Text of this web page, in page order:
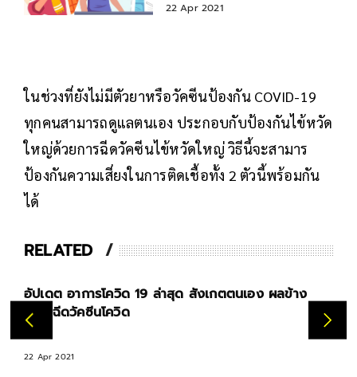
22 Apr 2021
ในช่วงที่ยังไม่มีตัวยาหรือวัคซีนป้องกัน COVID-19
ทุกคนสามารถดูแลตนเอง ประกอบกับป้องกันไข้หวัด
ใหญ่ด้วยการฉีดวัคซีนไข้หวัดใหญ่ วิธีนี้จะสามาร
ป้องกันความเสี่ยงในการติดเชื้อทั้ง 2 ตัวนี้พร้อมกัน
ได้
RELATED
อัปเดต อาการโควิด 19 ล่าสุด สังเกตตนเอง ผลข้าง
เคียงฉีดวัคซีนโควิด
22 Apr 2021